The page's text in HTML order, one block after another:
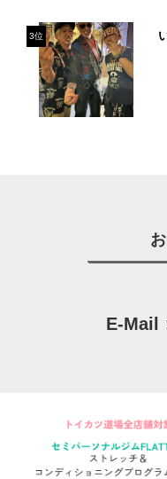
3位
E-Mail